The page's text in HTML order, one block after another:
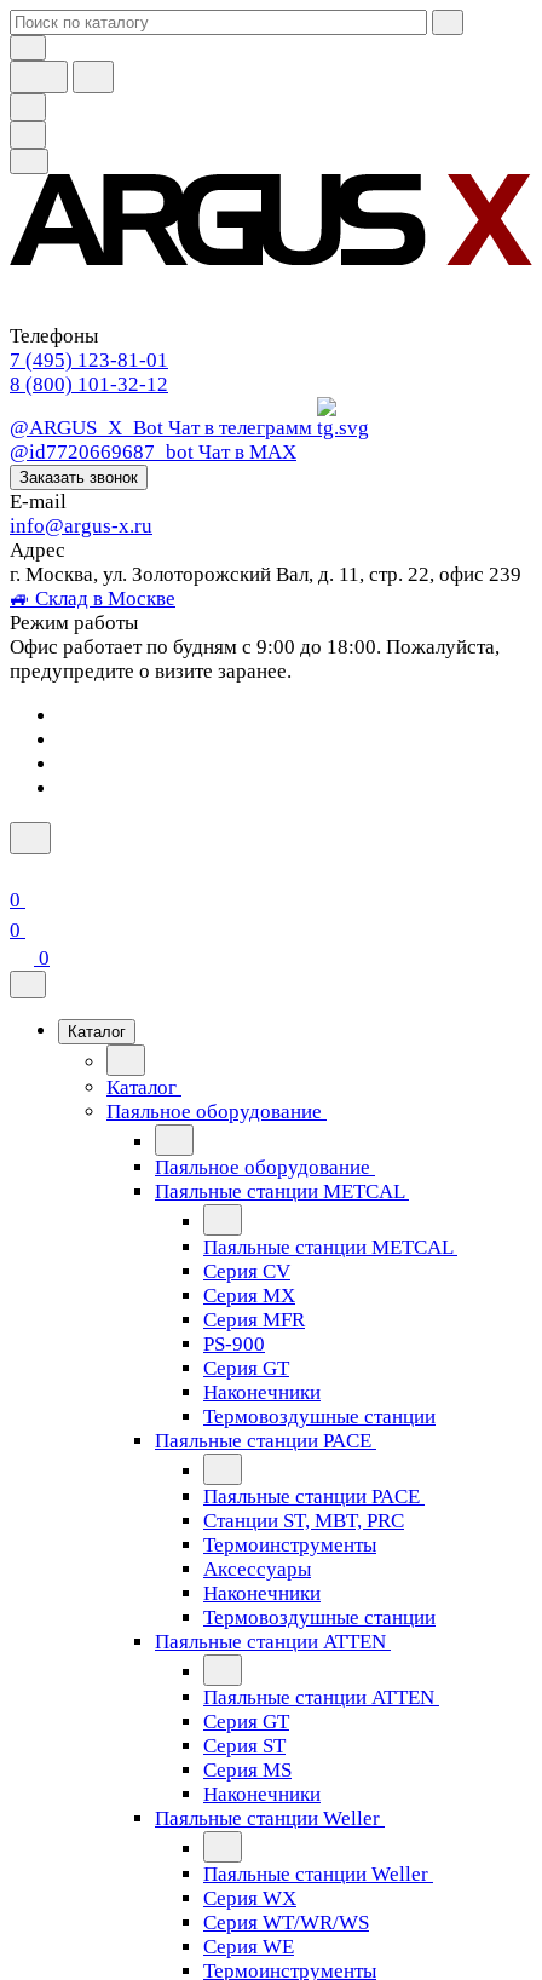
Телефоны
7 (495) 123-81-01
8 (800) 101-32-12
@ARGUS_X_Bot Чат в телеграмм
@id7720669687_bot Чат в МАХ
Заказать звонок
E-mail
info@argus-x.ru
Адрес
г. Москва, ул. Золоторожский Вал, д. 11, стр. 22, офис 239
🚙 Склад в Москве
Режим работы
Офис работает по будням с 9:00 до 18:00. Пожалуйста,
предупредите о визите заранее.
0
0
0
Каталог
Каталог
Паяльное оборудование
Паяльное оборудование
Паяльные станции METCAL
Паяльные станции METCAL
Серия CV
Серия MX
Серия MFR
PS-900
Серия GT
Наконечники
Термовоздушные станции
Паяльные станции PACE
Паяльные станции PACE
Станции ST, MBT, PRC
Термоинструменты
Аксессуары
Наконечники
Термовоздушные станции
Паяльные станции ATTEN
Паяльные станции ATTEN
Серия GT
Серия ST
Серия MS
Наконечники
Паяльные станции Weller
Паяльные станции Weller
Серия WX
Серия WT/WR/WS
Серия WE
Термоинструменты